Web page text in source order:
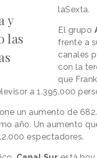
y
las
laSexta.
El grupo
frente a
canales
con la
que
a 1.395.000
un aumento de
año. Un aumento
espectadores.